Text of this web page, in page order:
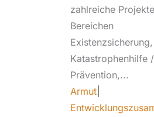
zahlreiche
Bereichen
Existenzsicherung,
Katastrophenhilfe /
Prävention,...
Armut